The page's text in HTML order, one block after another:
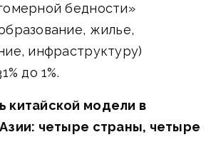
бедности»
жилье,
инфраструктуру)
до 1%.
китайской модели в
четыре страны, четыре